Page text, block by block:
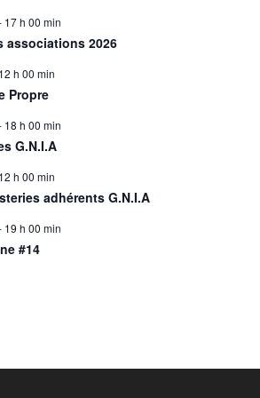
17 h 00 min
associations 2026
12 h 00 min
Propre
18 h 00 min
G.N.I.A
12 h 00 min
adhérents G.N.I.A
19 h 00 min
#14